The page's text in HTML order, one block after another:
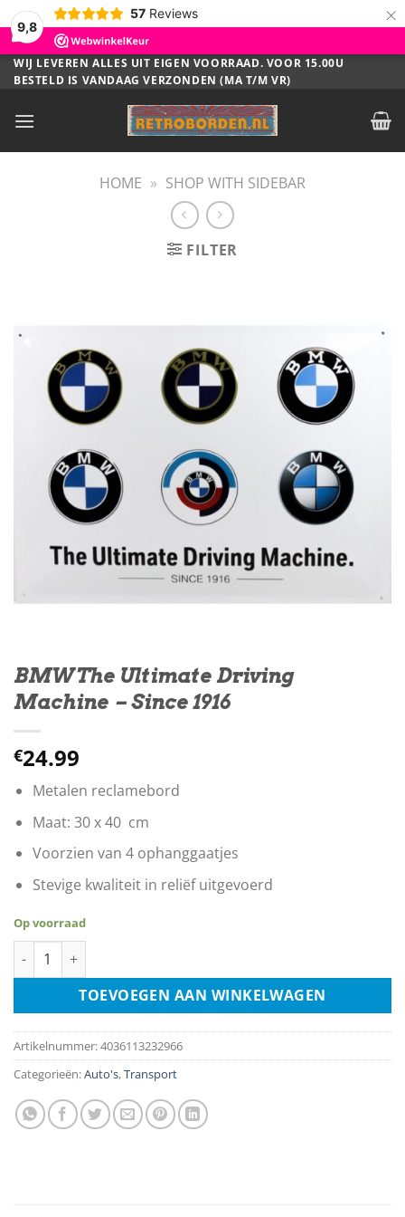
9,8
57 Reviews ×
Ga
naar
WIJ LEVEREN ALLES UIT EIGEN VOORRAAD. VOOR 15.00U
BESTELD IS VANDAAG VERZONDEN (MA T/M VR)
HOME » SHOP WITH SIDEBAR
FILTER
BMW The Ultimate Driving
Machine – Since 1916
€24.99
Metalen reclamebord
Maat: 30 x 40 cm
Voorzien van 4 ophanggaatjes
Stevige kwaliteit in reliëf uitgevoerd
Op voorraad
BMW The Ultimate Driving Machine - Since 1916 aantal
TOEVOEGEN AAN WINKELWAGEN
Artikelnummer:4036113232966
Categorieën:Auto's,Transport